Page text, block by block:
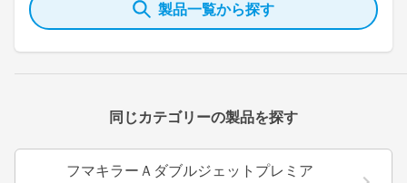
製品一覧から探す
同じカテゴリーの製品を探す
フマキラーＡダブルジェットプレミア